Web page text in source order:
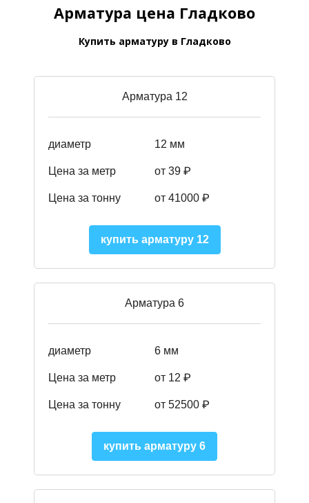
Арматура цена Гладково
Купить арматуру в Гладково
Арматура 12
диаметр 12 мм
Цена за метр от 39 ₽
Цена за тонну от 41000 ₽
купить арматуру 12
Арматура 6
диаметр 6 мм
Цена за метр от 12 ₽
Цена за тонну от 52500 ₽
купить арматуру 6